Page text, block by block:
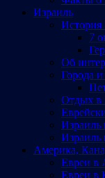
Израиль
История
7
Об
Города
Отдых в
Израиль
Израиль
Америка,
Евреи в
Евреи в